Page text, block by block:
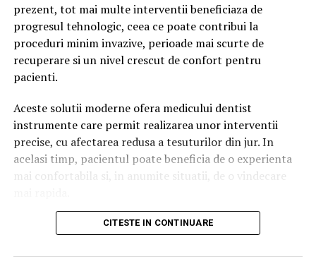
Un utilizator căuta:
agenție SEO
Google afișa o listă de rezultate.
Persoana analiza mai multe site-uri și decidea ce
companie să contacteze.
Astăzi, aceeași persoană poate întreba:
prezent, tot mai multe interventii beneficiaza de
progresul tehnologic, ceea ce poate contribui la
proceduri minim invazive, perioade mai scurte de
recuperare si un nivel crescut de confort pentru
pacienti.
Aceste solutii moderne ofera medicului dentist
instrumente care permit realizarea unor interventii
precise, cu afectarea redusa a tesuturilor din jur. In
acelasi timp, pacientul poate beneficia de o experienta
mai confortabila si, in anumite situatii, de o vindecare
Printre inovatiile utilizate tot mai frecvent in
numeroase proceduri care pot beneficia de
CITESTE IN CONTINUARE